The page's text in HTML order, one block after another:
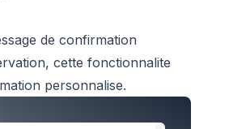
de confirmation
cette fonctionnalite
personnalise.